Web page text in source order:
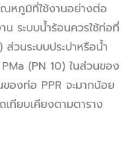
หภูมิที่ใช้งานอย่างต่อ
น ระบบน้ำร้อนควรใช้ท่อที่
วนระบบประปาหรือน้ำ
(PN 10) ในส่วนของ
ของท่อ PPR จะมากน้อย
ทียบเคียงตามตาราง